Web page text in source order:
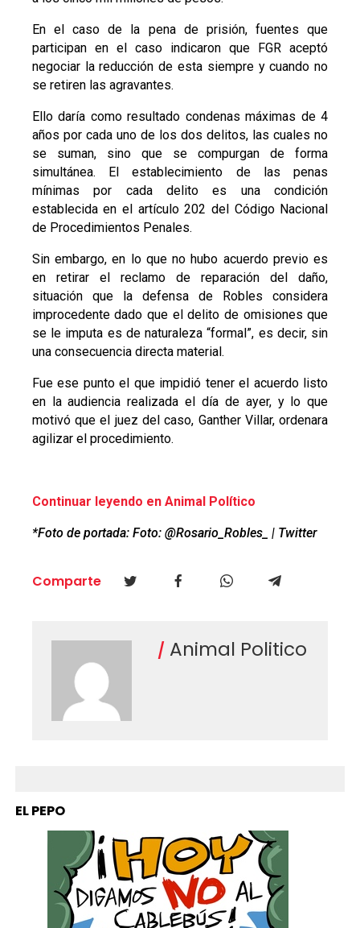
En el caso de la pena de prisión, fuentes que
participan en el caso indicaron que FGR aceptó
negociar la reducción de esta siempre y cuando no
se retiren las agravantes.
Ello daría como resultado condenas máximas de 4
años por cada uno de los dos delitos, las cuales no
se suman, sino que se compurgan de forma
simultánea. El establecimiento de las penas
mínimas por cada delito es una condición
establecida en el artículo 202 del Código Nacional
de Procedimientos Penales.
Sin embargo, en lo que no hubo acuerdo previo es
en retirar el reclamo de reparación del daño,
situación que la defensa de Robles considera
improcedente dado que el delito de omisiones que
se le imputa es de naturaleza “formal”, es decir, sin
una consecuencia directa material.
Fue ese punto el que impidió tener el acuerdo listo
en la audiencia realizada el día de ayer, y lo que
motivó que el juez del caso, Ganther Villar, ordenara
agilizar el procedimiento.
Continuar leyendo en Animal Político
*Foto de portada: Foto: @Rosario_Robles_ | Twitter
Comparte
Animal Politico
EL PEPO